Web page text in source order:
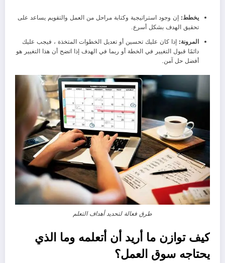
يخطط: إن وجود استراتيجية وكتابة مراحل من العمل والتقويم يساعد على
تحقيق الهدف بشكل أسرع.
المرونة: إذا كان عليك تحسين أو تعديل الخطوات المتخذة ، فيجب عليك
دائمًا قبول التغيير في الخطة أو ربما في الهدف إذا اتضح أن هذا التغيير هو
أفضل حل آمن.
طرق فعالة لتحديد أهداف التعلم
كيف توازن ما أريد أن أتعلمه وما الذي
يحتاجه سوق العمل؟